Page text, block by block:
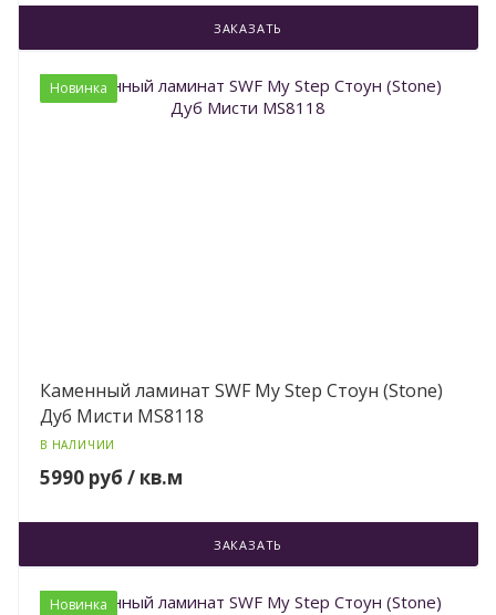
ЗАКАЗАТЬ
Новинка
Каменный ламинат SWF My Step Стоун (Stone)
Дуб Мисти MS8118
В НАЛИЧИИ
5990 руб / кв.м
ЗАКАЗАТЬ
Новинка